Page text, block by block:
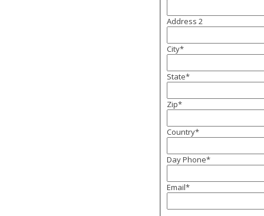
Address 2
City*
State*
Zip*
Country*
Day Phone*
Email*